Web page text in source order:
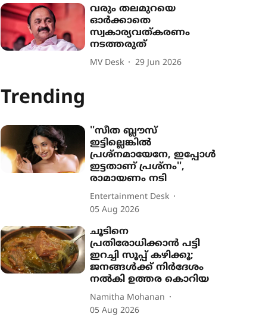
വരും തലമുറയെ
ഓർക്കാതെ
സ്വകാര്യവത്കരണം
നടത്തരുത്
MV Desk 29 Jun 2026
Trending
''സീത ബ്ലൗസ്
ഇട്ടില്ലെങ്കിൽ
പ്രശ്നമായേനേ, ഇപ്പോൾ
ഇട്ടതാണ് പ്രശ്നം'',
രാമായണം നടി
Entertainment Desk
05 Aug 2026
ചൂടിനെ
പ്രതിരോധിക്കാൻ പട്ടി
ഇറച്ചി സൂപ്പ് കഴിക്കൂ;
ജനങ്ങൾക്ക് നിർദേശം
നൽകി ഉത്തര കൊറിയ
Namitha Mohanan
05 Aug 2026